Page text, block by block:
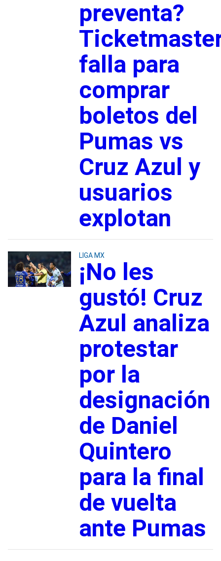
preventa?
falla para
comprar
boletos del
Pumas vs
Cruz Azul y
usuarios
explotan
LIGA MX
¡No les
gustó! Cruz
Azul analiza
protestar
por la
designación
de Daniel
Quintero
para la final
de vuelta
ante Pumas